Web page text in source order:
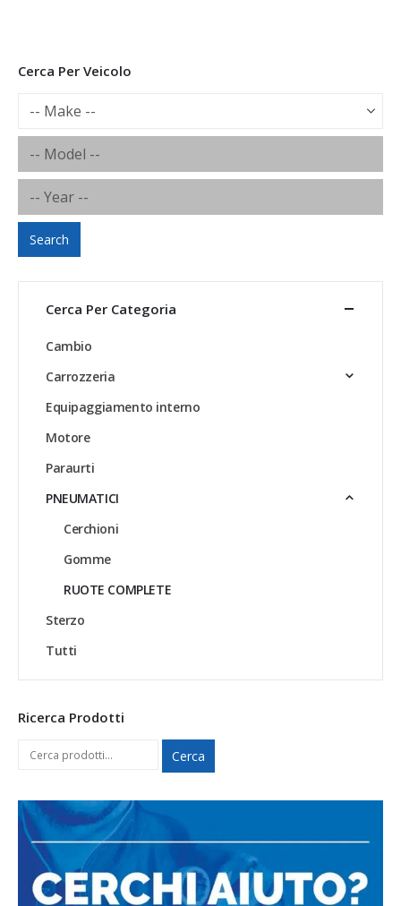
Cerca Per Veicolo
Search
Cerca Per Categoria
Cambio
Carrozzeria
Equipaggiamento interno
Motore
Paraurti
PNEUMATICI
Cerchioni
Gomme
RUOTE COMPLETE
Sterzo
Tutti
Ricerca Prodotti
Cerca